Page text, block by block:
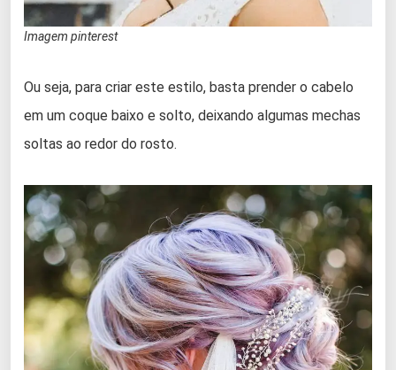
Imagem pinterest
Ou seja, para criar este estilo, basta prender o cabelo
em um coque baixo e solto, deixando algumas mechas
soltas ao redor do rosto.